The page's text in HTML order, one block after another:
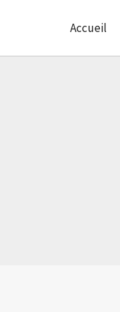
Accueil